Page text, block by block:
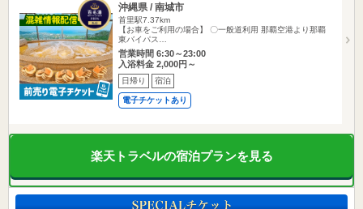
沖縄県 / 南城市
首里駅7.37km
【お車をご利用の場合】 〇一般道利用 那覇空港より那覇
東バイパス…
営業時間 6:30～23:00
入浴料金 2,000円～
日帰り 宿泊
電子チケットあり
楽天トラベルの宿泊プランを見る